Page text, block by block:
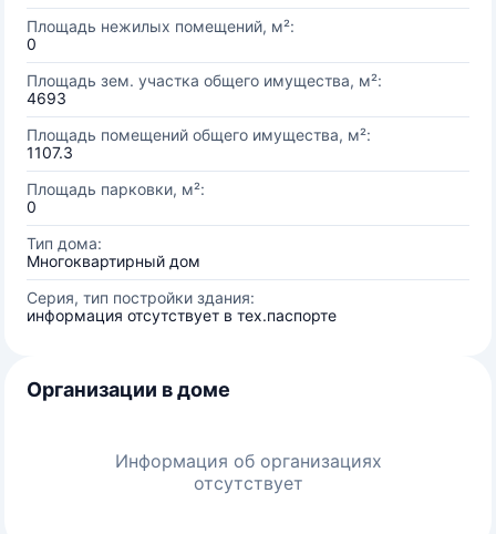
Площадь нежилых помещений, м²:
0
Площадь зем. участка общего имущества, м²:
4693
Площадь помещений общего имущества, м²:
1107.3
Площадь парковки, м²:
0
Тип дома:
Многоквартирный дом
Серия, тип постройки здания:
информация отсутствует в тех.паспорте
Организации в доме
Информация об организациях
отсутствует